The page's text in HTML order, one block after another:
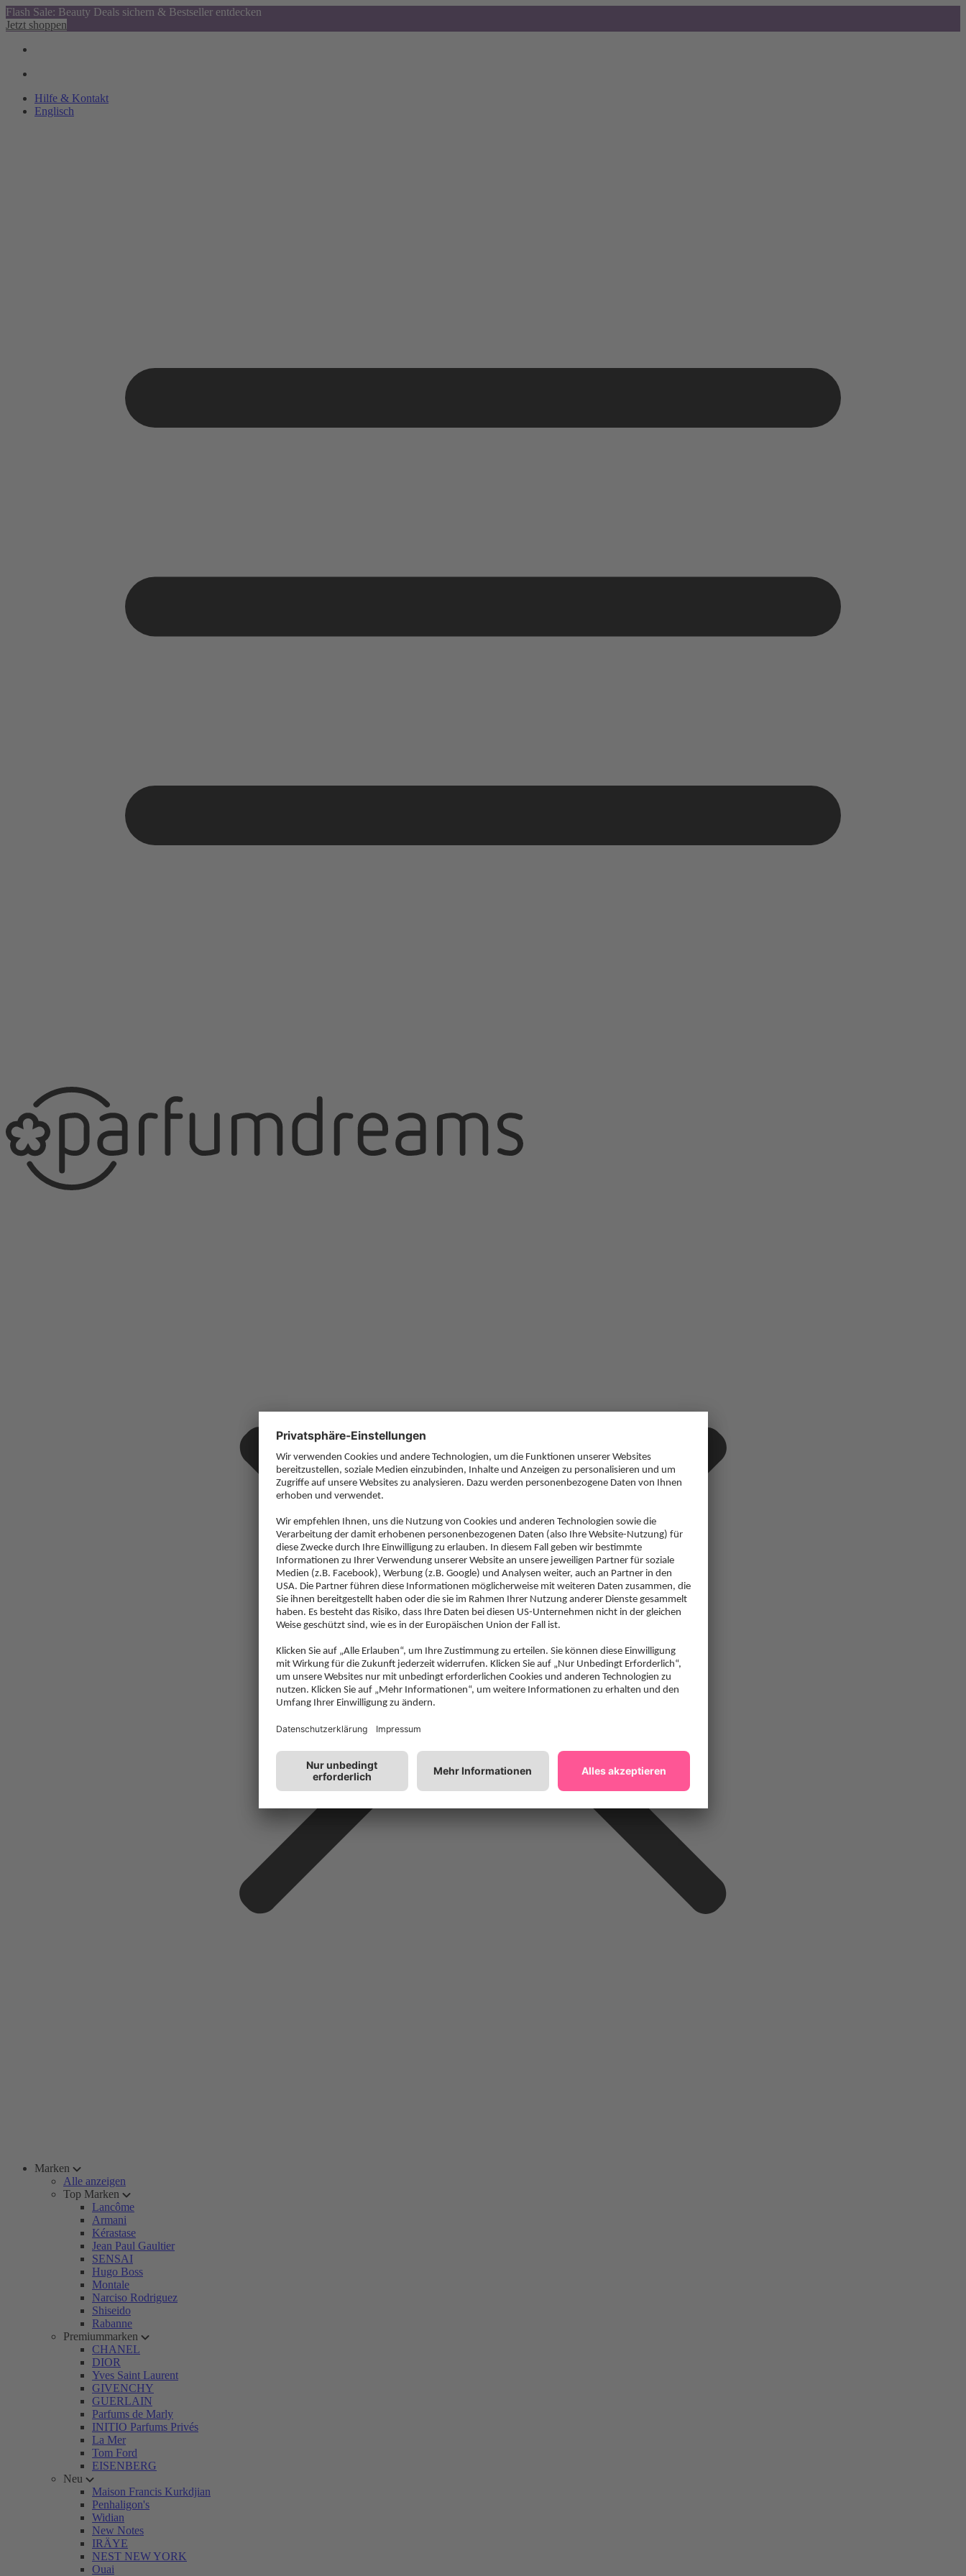
Flash Sale: Beauty Deals sichern & Bestseller entdecken
Jetzt shoppen
Hilfe & Kontakt
Englisch
Marken
Alle anzeigen
Top Marken
Lancôme
Armani
Kérastase
Jean Paul Gaultier
SENSAI
Hugo Boss
Montale
Narciso Rodriguez
Shiseido
Rabanne
Premiummarken
CHANEL
DIOR
Yves Saint Laurent
GIVENCHY
GUERLAIN
Parfums de Marly
INITIO Parfums Privés
La Mer
Tom Ford
EISENBERG
Neu
Maison Francis Kurkdjian
Penhaligon's
Widian
New Notes
IRÄYE
NEST NEW YORK
Ouai